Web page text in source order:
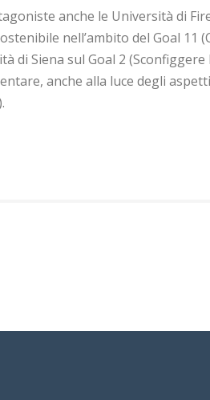
anche le Università di
nell’ambito del Goal 11
di Siena sul Goal 2
anche alla luce degli